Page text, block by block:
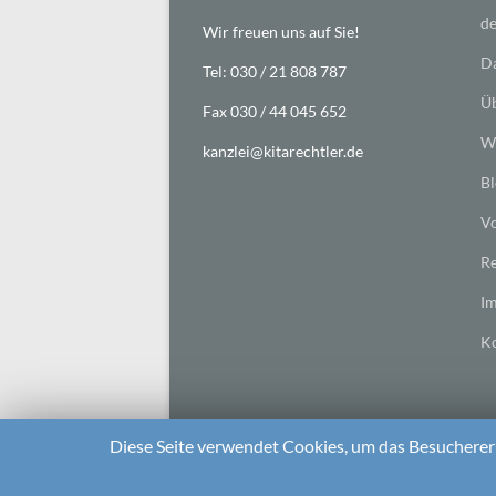
Wir freuen uns auf Sie!
Tel: 030 / 21 808 787
Fax 030 / 44 045 652
kanzlei@kitarechtler.de
Diese Seite verwendet Cookies, um das